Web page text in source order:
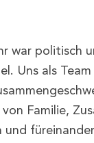
war politisch
Uns als
Familie,
und